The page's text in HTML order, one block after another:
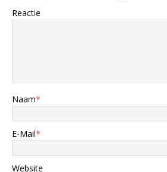
Reactie
Naam*
E-Mail*
Website